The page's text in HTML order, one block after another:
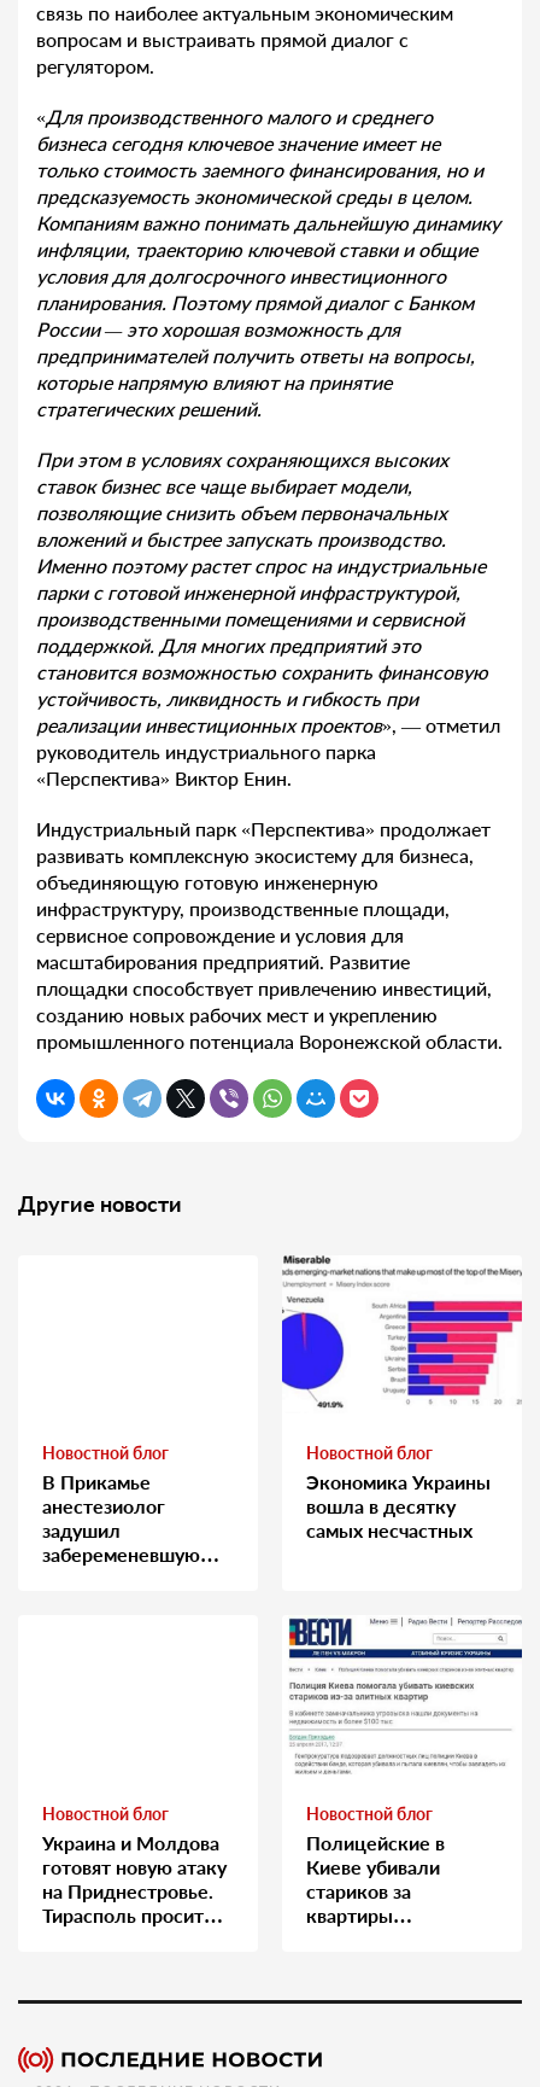
связь по наиболее актуальным экономическим
вопросам и выстраивать прямой диалог с
регулятором.
«Для производственного малого и среднего
бизнеса сегодня ключевое значение имеет не
только стоимость заемного финансирования, но и
предсказуемость экономической среды в целом.
Компаниям важно понимать дальнейшую динамику
инфляции, траекторию ключевой ставки и общие
условия для долгосрочного инвестиционного
планирования. Поэтому прямой диалог с Банком
России — это хорошая возможность для
предпринимателей получить ответы на вопросы,
которые напрямую влияют на принятие
стратегических решений.
При этом в условиях сохраняющихся высоких
ставок бизнес все чаще выбирает модели,
позволяющие снизить объем первоначальных
вложений и быстрее запускать производство.
Именно поэтому растет спрос на индустриальные
парки с готовой инженерной инфраструктурой,
производственными помещениями и сервисной
поддержкой. Для многих предприятий это
становится возможностью сохранить финансовую
устойчивость, ликвидность и гибкость при
реализации инвестиционных проектов», — отметил
руководитель индустриального парка
«Перспектива» Виктор Енин.
Индустриальный парк «Перспектива» продолжает
развивать комплексную экосистему для бизнеса,
объединяющую готовую инженерную
инфраструктуру, производственные площади,
сервисное сопровождение и условия для
масштабирования предприятий. Развитие
площадки способствует привлечению инвестиций,
созданию новых рабочих мест и укреплению
промышленного потенциала Воронежской области.
Другие новости
Новостной блог
В Прикамье
анестезиолог
задушил
забеременевшую
Новостной блог
Экономика Украины
вошла в десятку
самых несчастных
Новостной блог
Украина и Молдова
готовят новую атаку
на Приднестровье.
Тирасполь просит
Новостной блог
Полицейские в
Киеве убивали
стариков за
квартиры…